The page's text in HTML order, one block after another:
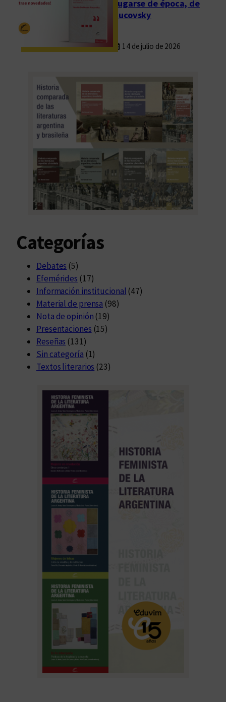
Fugarse de época, de
Rucovsky
14 de julio de 2026
Categorías
Debates (5)
Efemérides (17)
Información institucional (47)
Material de prensa (98)
Nota de opinión (19)
Presentaciones (15)
Reseñas (131)
Sin categoría (1)
Textos literarios (23)